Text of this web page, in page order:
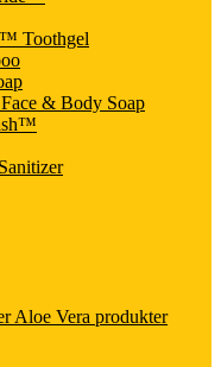
Toothgel
& Body Soap
Aloe Vera produkter